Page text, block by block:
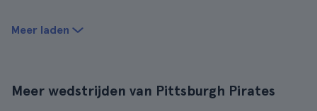
Meer laden
Meer wedstrijden van Pittsburgh Pirates